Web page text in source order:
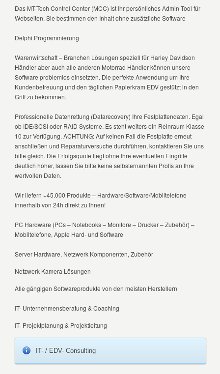
Das MT-Tech Control Center (MCC) ist Ihr persönliches Admin Tool für
Webseiten, Sie bestimmen den Inhalt ohne zusätzliche Software
Delphi Programmierung
Warenwirtschaft – Branchen Lösungen speziell für Harley Davidson
Händler aber auch alle anderen Motorrad Händler können unsere
Software problemlos einsetzten. Die perfekte Anwendung um Ihre
Kundenbetreuung und den täglichen Papierkram EDV gestützt in den
Griff zu bekommen.
Professionelle Datenrettung (Datarecovery) Ihre Festplattendaten. Egal
ob IDE/SCSI oder RAID Systeme. Es steht weiters ein Reinraum Klasse
10 zur Verfügung. ACHTUNG: Auf keinen Fall die Festplatte erneut
anschließen und Reparaturversuche durchführen, kontaktieren Sie uns
bitte gleich. Die Erfolgsquote liegt ohne Ihre eventuellen Eingriffe
deutlich höher, lassen Sie bitte keine selbsternannten Profis an Ihre
wertvollen Daten.
Wir liefern +45.000 Produkte – Hardware/Software/Mobiltelefone
innerhalb von 24h direkt zu Ihnen!
PC Hardware (PCs – Notebooks – Monitore – Drucker – Zubehör) –
Mobiltelefone, Apple Hard- und Software
Server Hardware, Netzwerk Komponenten, Zubehör
Netzwerk Kamera Lösungen
Alle gängigen Softwareprodukte von den meisten Herstellern
IT- Unternehmensberatung & Coaching
IT- Projektplanung & Projektleitung
IT- / EDV- Consulting